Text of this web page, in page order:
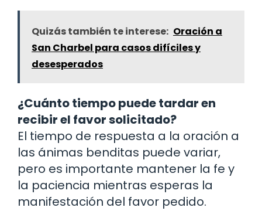
Quizás también te interese: Oración a
San Charbel para casos difíciles y
desesperados
¿Cuánto tiempo puede tardar en
recibir el favor solicitado?
El tiempo de respuesta a la oración a
las ánimas benditas puede variar,
pero es importante mantener la fe y
la paciencia mientras esperas la
manifestación del favor pedido.